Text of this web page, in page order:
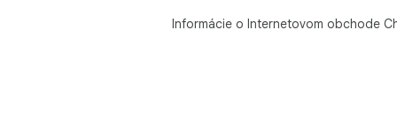
Informácie o Internetovom obchode